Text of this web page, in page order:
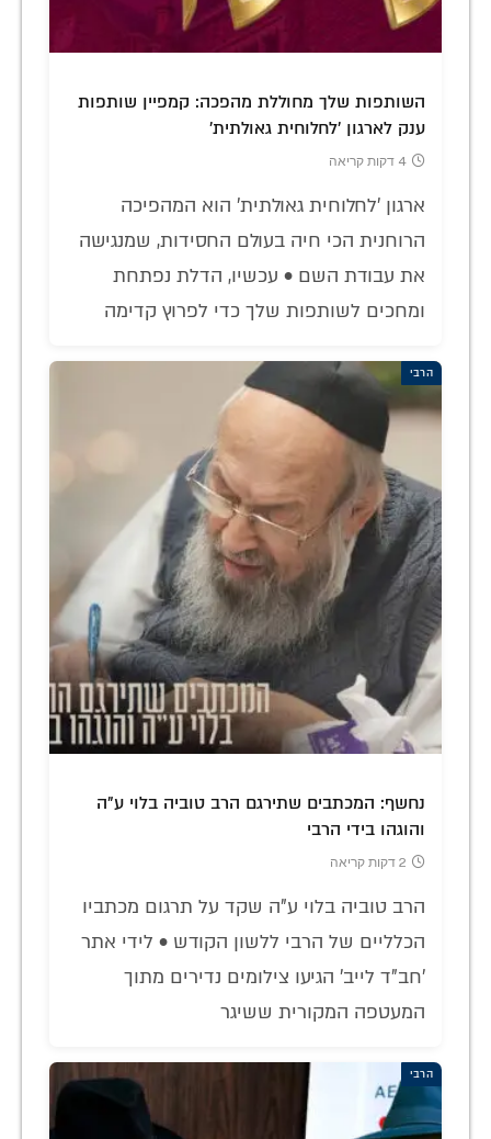
השותפות שלך מחוללת מהפכה: קמפיין שותפות
ענק לארגון 'לחלוחית גאולתית'
4 דקות קריאה
ארגון 'לחלוחית גאולתית' הוא המהפיכה
הרוחנית הכי חיה בעולם החסידות, שמנגישה
את עבודת השם • עכשיו, הדלת נפתחת
ומחכים לשותפות שלך כדי לפרוץ קדימה
הרבי
נחשף: המכתבים שתירגם הרב טוביה בלוי ע"ה
והוגהו בידי הרבי
2 דקות קריאה
הרב טוביה בלוי ע"ה שקד על תרגום מכתביו
הכלליים של הרבי ללשון הקודש • לידי אתר
'חב"ד לייב' הגיעו צילומים נדירים מתוך
המעטפה המקורית ששיגר
הרבי